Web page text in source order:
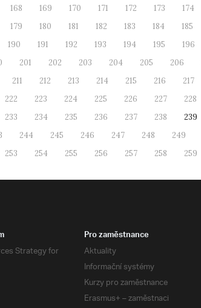
168 169 170 171 172 173 174
179 180 181 182 183 184 185
190 191 192 193 194 195 196
201 202 203 204 205 206
211 212 213 214 215 216 217
222 223 224 225 226 227 228
233 234 235 236 237 238 239
244 245 246 247 248 249
253 254 255 256 257 258 259
Strategy for
Pro zaměstnance
Aktuality
Informační systémy
Kurzy pro zaměstnance
Erasmus+ – zaměstnaci